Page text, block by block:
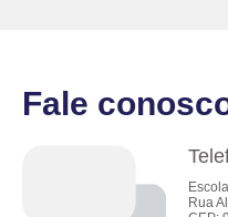
Fale
Rua